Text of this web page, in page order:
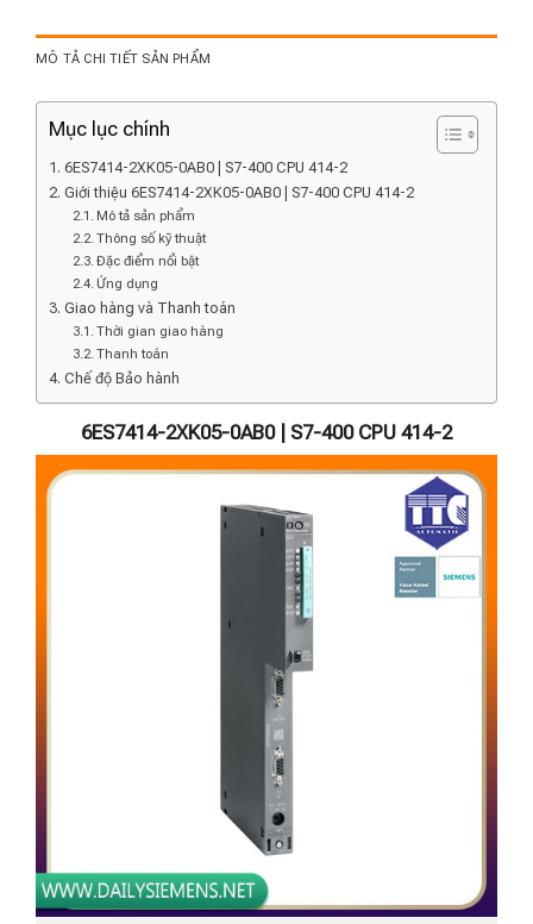
MÔ TẢ CHI TIẾT SẢN PHẨM
Mục lục chính
6ES7414-2XK05-0AB0 | S7-400 CPU 414-2
Giới thiệu 6ES7414-2XK05-0AB0 | S7-400 CPU 414-2
Mô tả sản phẩm
Thông số kỹ thuật
Đặc điểm nổi bật
Ứng dụng
Giao hàng và Thanh toán
Thời gian giao hàng
Thanh toán
Chế độ Bảo hành
6ES7414-2XK05-0AB0 | S7-400 CPU 414-2